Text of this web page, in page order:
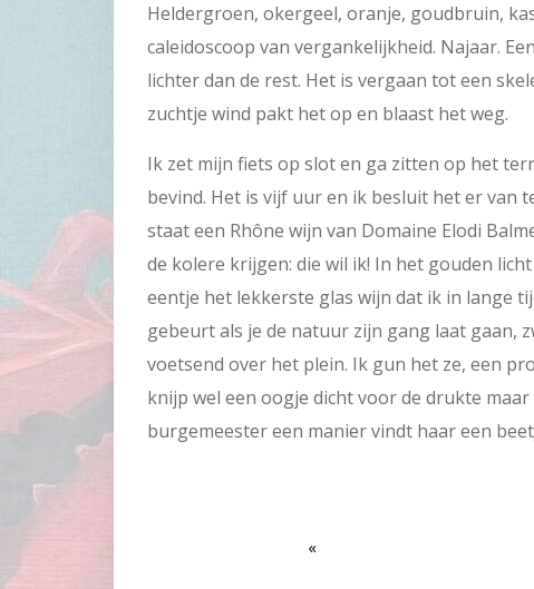
Heldergroen, okergeel, oranje, goudbruin,
caleidoscoop van vergankelijkheid. Najaar.
lichter dan de rest. Het is vergaan tot een
zuchtje wind pakt het op en blaast het weg.
Ik zet mijn fiets op slot en ga zitten op het
bevind. Het is vijf uur en ik besluit het er van
staat een Rhône wijn van Domaine Elodi
de kolere krijgen: die wil ik! In het gouden
eentje het lekkerste glas wijn dat ik in lange
gebeurt als je de natuur zijn gang laat gaan,
voetsend over het plein. Ik gun het ze, een
knijp wel een oogje dicht voor de drukte
burgemeester een manier vindt haar een